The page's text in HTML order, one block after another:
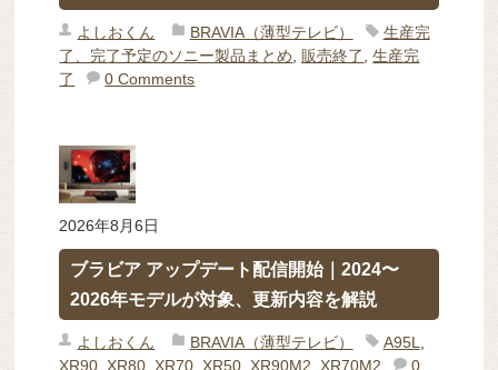
よしおくん BRAVIA（薄型テレビ）
生産完
了、完了予定のソニー製品まとめ
販売終了 ,生産完
了
0 Comments
2026年8月6日
ブラビア アップデート配信開始｜2024〜
2026年モデルが対象、更新内容を解説
よしおくん BRAVIA（薄型テレビ） A95L
XR90 ,XR80 ,XR70 ,XR50 ,XR90M2 ,XR70M2
0